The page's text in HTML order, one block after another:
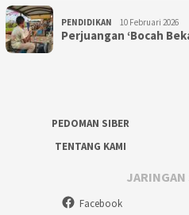
PENDIDIKAN 10 Februari 2026
Perjuangan ‘Bocah
PEDOMAN SIBER
TENTANG KAMI
JARINGAN
Facebook